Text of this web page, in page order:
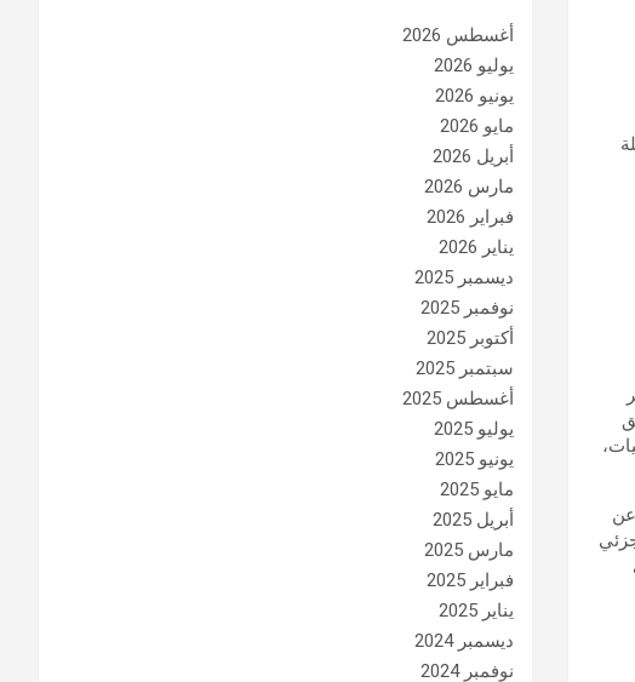
عن
أغسطس 2026
يوليو 2026
يونيو 2026
مايو 2026
أبريل 2026
مارس 2026
فبراير 2026
يناير 2026
ديسمبر 2025
نوفمبر 2025
أكتوبر 2025
سبتمبر 2025
أغسطس 2025
يوليو 2025
يونيو 2025
مايو 2025
أبريل 2025
مارس 2025
فبراير 2025
يناير 2025
ديسمبر 2024
نوفمبر 2024